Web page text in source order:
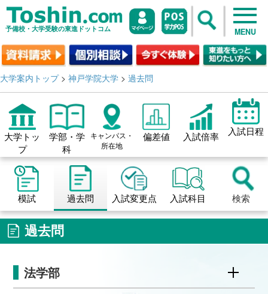
予備校・大学受験の東進ドットコム MENU
大学案内トップ> 神戸学院大学 > 過去問
大学トッ
プ
学部・学
科
キャンパス・
所在地
偏差値 入試倍率 入試日程
模試 過去問 入試変更点 入試科目 検索
過去問
法学部